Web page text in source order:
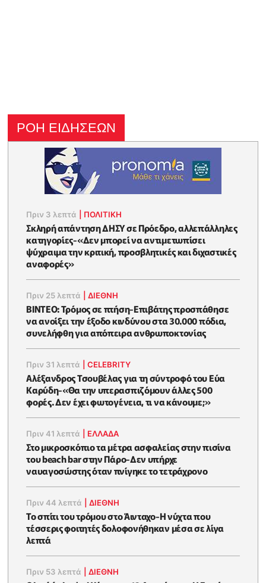
ΡΟΗ ΕΙΔΗΣΕΩΝ
Πριν 3 λεπτά ΠΟΛΙΤΙΚΗ
Σκληρή απάντηση ΔΗΣΥ σε Πρόεδρο, αλλεπάλληλες
κατηγορίες-«Δεν μπορεί να αντιμετωπίσει
ψύχραιμα την κριτική, προσβλητικές και διχαστικές
αναφορές»
Πριν 25 λεπτά |ΔΙΕΘΝΗ
ΒΙΝΤΕΟ: Τρόμος σε πτήση-Επιβάτης προσπάθησε
να ανοίξει την έξοδο κινδύνου στα 30.000 πόδια,
συνελήφθη για απόπειρα ανθρωποκτονίας
Πριν 31 λεπτά |CELEBRITY
Αλέξανδρος Τσουβέλας για τη σύντροφό του Εύα
Καρύδη-«Θα την υπερασπιζόμουν άλλες 500
φορές. Δεν έχει φωτογένεια, τι να κάνουμε;»
Πριν 41 λεπτά ΕΛΛΑΔΑ
Στο μικροσκόπιο τα μέτρα ασφαλείας στην πισίνα
του beach bar στην Πάρο-Δεν υπήρχε
ναυαγοσώστης όταν πνίγηκε το τετράχρονο
Πριν 44 λεπτά |ΔΙΕΘΝΗ
Το σπίτι του τρόμου στο Άινταχο-Η νύχτα που
τέσσερις φοιτητές δολοφονήθηκαν μέσα σε λίγα
λεπτά
Πριν 53 λεπτά |ΔΙΕΘΝΗ